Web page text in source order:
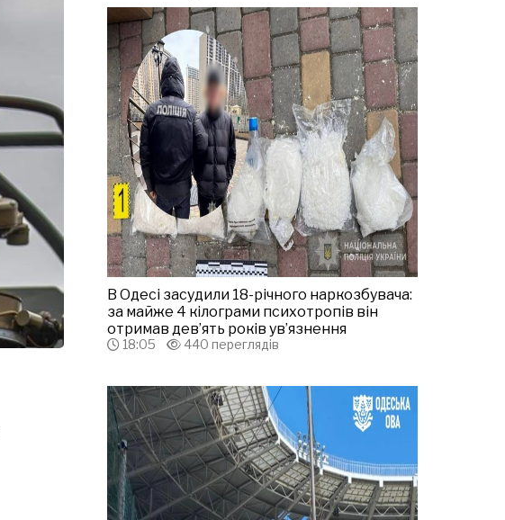
В Одесі засудили 18-річного наркозбувача:
за майже 4 кілограми психотропів він
отримав дев’ять років ув’язнення
18:05 440 переглядів